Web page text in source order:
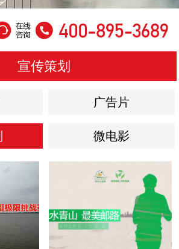
宣传策划
广告片
微电影